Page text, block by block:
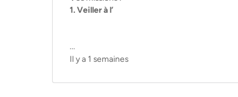
1. Veiller à l’
...
Il y a 1 semaines